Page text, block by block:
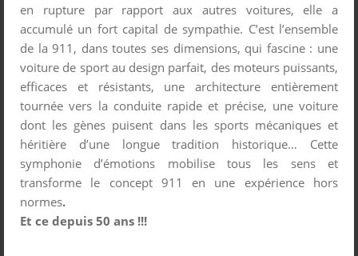
en rupture par rapport aux autres voitures, elle a
accumulé un fort capital de sympathie. C’est l’ensemble
de la 911, dans toutes ses dimensions, qui fascine : une
voiture de sport au design parfait, des moteurs puissants,
efficaces et résistants, une architecture entièrement
tournée vers la conduite rapide et précise, une voiture
dont les gènes puisent dans les sports mécaniques et
héritière d’une longue tradition historique… Cette
symphonie d’émotions mobilise tous les sens et
transforme le concept 911 en une expérience hors
normes.
Et ce depuis 50 ans !!!